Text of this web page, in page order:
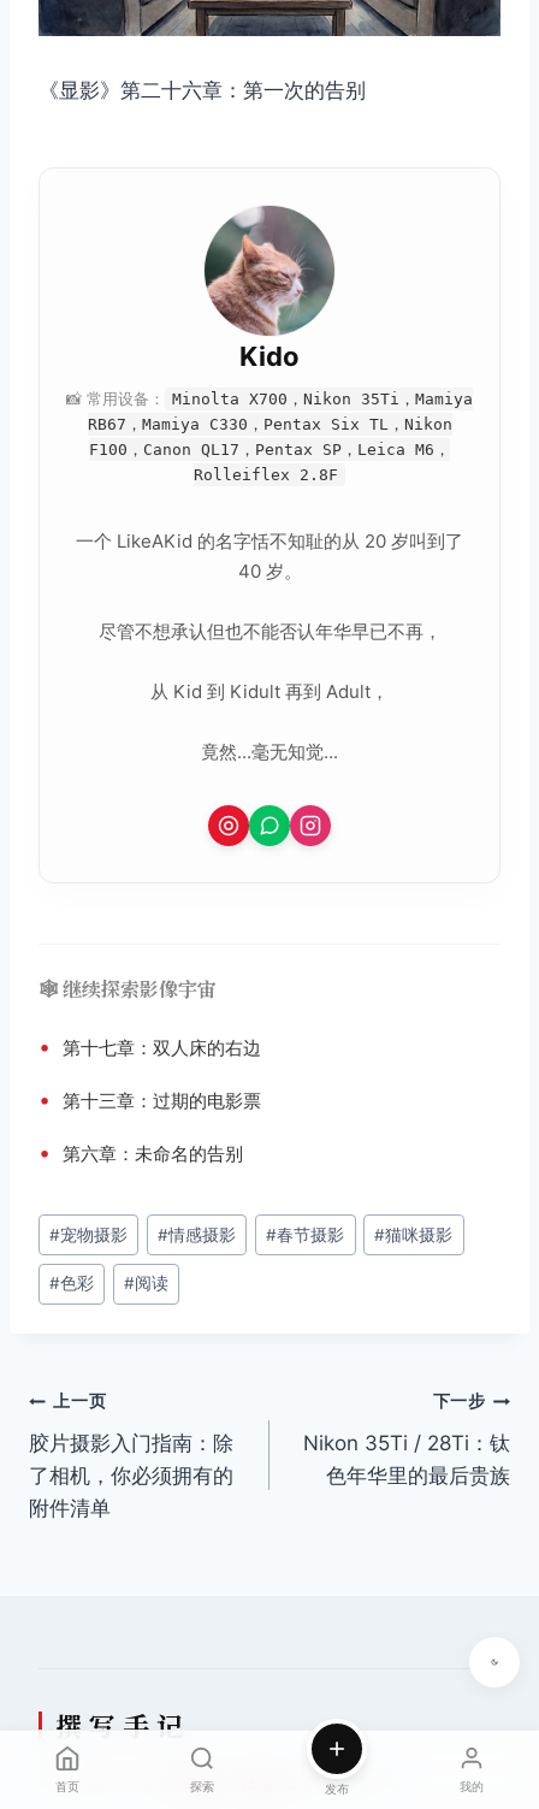
《显影》第二十六章：第一次的告别
Kido
📸 常用设备：
Minolta X700，Nikon 35Ti，Mamiya
RB67，Mamiya C330，Pentax Six TL，Nikon
F100，Canon QL17，Pentax SP，Leica M6，
Rolleiflex 2.8F
一个 LikeAKid 的名字恬不知耻的从 20 岁叫到了
40 岁。
尽管不想承认但也不能否认年华早已不再，
从 Kid 到 Kidult 再到 Adult，
竟然...毫无知觉...
🕸️ 继续探索影像宇宙
• 第十七章：双人床的右边
• 第十三章：过期的电影票
• 第六章：未命名的告别
文
章
标
#宠物摄影 #情感摄影 #春节摄影 #猫咪摄影
#色彩 #阅读
文
章
导
上一页
胶片摄影入门指南：除
了相机，你必须拥有的
附件清单
下一步
Nikon 35Ti / 28Ti：钛
色年华里的最后贵族
撰 写 手 记
暗房门已锁，请先 登录或 后留下您的印记。
首页 探索 发布 我的